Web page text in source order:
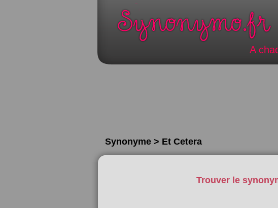
A
Synonyme > Et Cetera
Trouver le